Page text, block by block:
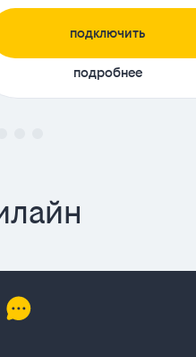
подключить
подробнее